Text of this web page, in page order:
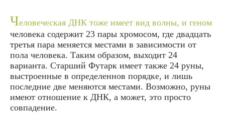
Человеческая ДНК тоже имеет вид волны, и геном
человека содержит 23 пары хромосом, где двадцать
третья пара меняется местами в зависимости от
пола человека. Таким образом, выходит 24
варианта. Старший Футарк имеет также 24 руны,
выстроенные в определеннов порядке, и лишь
последние две меняются местами. Возможно, руны
имеют отношение к ДНК, а может, это просто
совпадение.